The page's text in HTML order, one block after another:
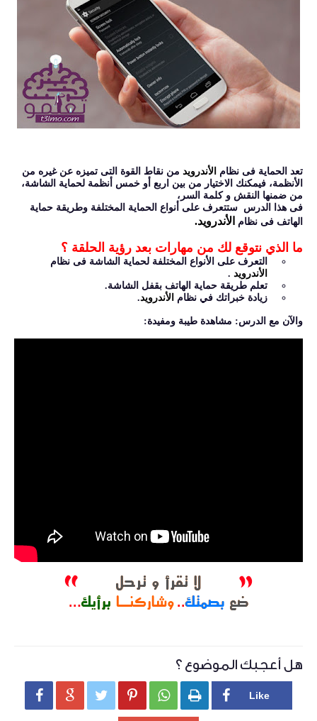
تعد الحماية فى نظام الأندرويد من نقاط القوة التى تميزه عن غيره من
الأنظمة، فيمكنك الاختيار من بين اربع أو خمس أنظمة لحماية الشاشة،
من ضمنها النقش و كلمة السر،
فى هذا الدرس ستتعرف على أنواع الحماية المختلفة وطريقة حماية
الهاتف فى نظام الأندرويد.
ما الذي نتوقع لك من مهارات بعد رؤية الحلقة ؟
التعرف على الأنواع المختلفة لحماية الشاشة فى نظام
الأندرويد .
تعلم طريقة حماية الهاتف بقفل الشاشة.
زيادة خبراتك في نظام الأندرويد.
والآن مع الدرس: مشاهدة طيبة ومفيدة:
هل أعجبك الموضوع ؟
     